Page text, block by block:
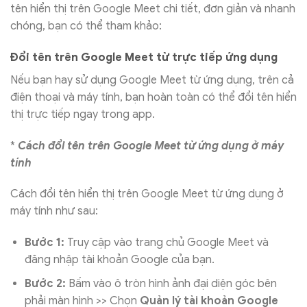
tên hiển thị trên Google Meet chi tiết, đơn giản và nhanh
chóng, bạn có thể tham khảo:
Đổi tên trên Google Meet từ trực tiếp ứng dụng
Nếu bạn hay sử dụng Google Meet từ ứng dụng, trên cả
điện thoại và máy tính, bạn hoàn toàn có thể đổi tên hiển
thị trực tiếp ngay trong app.
* Cách đổi tên trên Google Meet từ ứng dụng ở máy
tính
Cách đổi tên hiển thị trên Google Meet từ ứng dụng ở
máy tính như sau:
Bước 1: Truy cập vào trang chủ Google Meet và
đăng nhập tài khoản Google của bạn.
Bước 2: Bấm vào ô tròn hình ảnh đại diện góc bên
phải màn hình >> Chọn Quản lý tài khoản Google